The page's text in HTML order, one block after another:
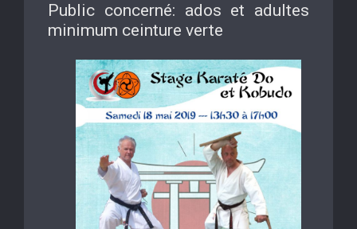
Public concerné: ados et adultes
minimum ceinture verte